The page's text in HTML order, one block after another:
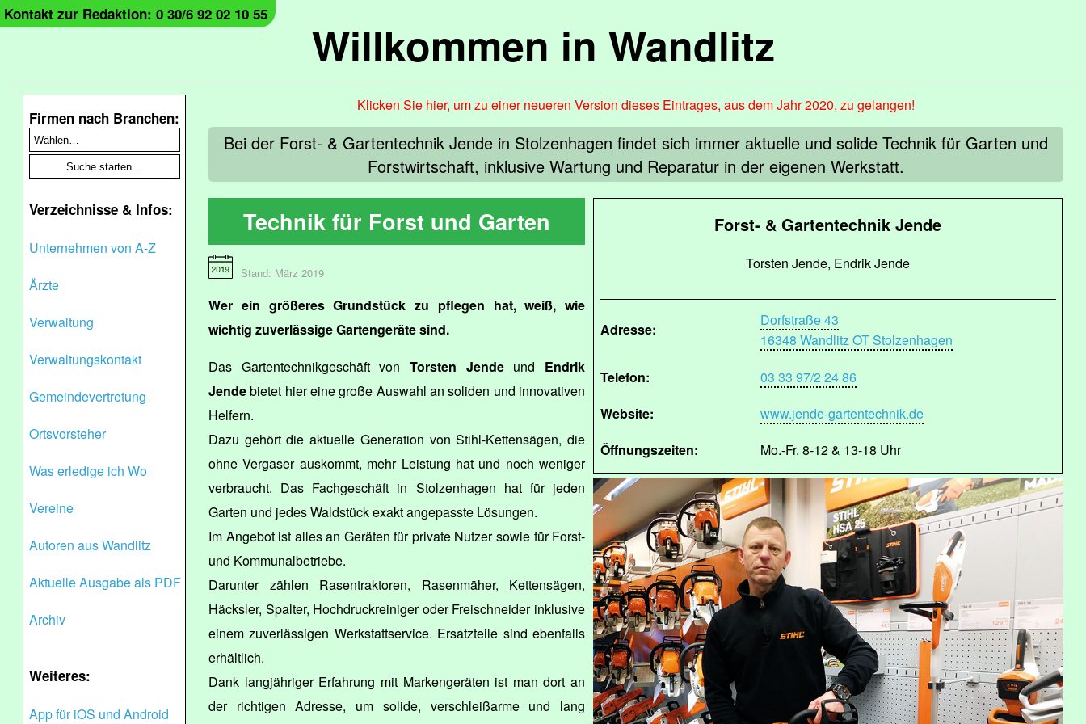
Willkommen in Wandlitz
Kontakt zur Redaktion: 0 30/6 92 02 10 55
Firmen nach Branchen:
Verzeichnisse & Infos:
Unternehmen von A-Z
Ärzte
Verwaltung
Verwaltungskontakt
Gemeindevertretung
Ortsvorsteher
Was erledige ich Wo
Vereine
Autoren aus Wandlitz
Aktuelle Ausgabe als PDF
Archiv
Weiteres:
App für iOS und Android
Klicken Sie hier, um zu einer neueren Version dieses Eintrages, aus dem Jahr 2020, zu gelangen!
Bei der Forst- & Gartentechnik Jende in Stolzenhagen findet sich immer aktuelle und solide Technik für Garten und
Forstwirtschaft, inklusive Wartung und Reparatur in der eigenen Werkstatt.
Forst- & Gartentechnik Jende
Torsten Jende, Endrik Jende
Adresse:
Dorfstraße 43
16348 Wandlitz OT Stolzenhagen
Telefon:
03 33 97/2 24 86
Website:
www.jende-gartentechnik.de
Öffnungszeiten:
Mo.-Fr. 8-12 & 13-18 Uhr
Technik für Forst und Garten
Stand: März 2019
Wer ein größeres Grundstück zu pflegen hat, weiß, wie
wichtig zuverlässige Gartengeräte sind.
Das Gartentechnikgeschäft vonTorsten Jendeund Endrik
Jendebietet hier eine große Auswahl an soliden und innovativen
Helfern.
Dazu gehört die aktuelle Generation von Stihl-Kettensägen, die
ohne Vergaser auskommt, mehr Leistung hat und noch weniger
verbraucht. Das Fachgeschäft in Stolzenhagen hat für jeden
Garten und jedes Waldstück exakt angepasste Lösungen.
Im Angebot ist alles an Geräten für private Nutzer sowie für Forst-
und Kommunalbetriebe.
Darunter zählen Rasentraktoren, Rasenmäher, Kettensägen,
Häcksler, Spalter, Hochdruckreiniger oder Freischneider inklusive
einem zuverlässigen Werkstattservice. Ersatzteile sind ebenfalls
erhältlich.
Dank langjähriger Erfahrung mit Markengeräten ist man dort an
der richtigen Adresse, um solide, verschleißarme und lang